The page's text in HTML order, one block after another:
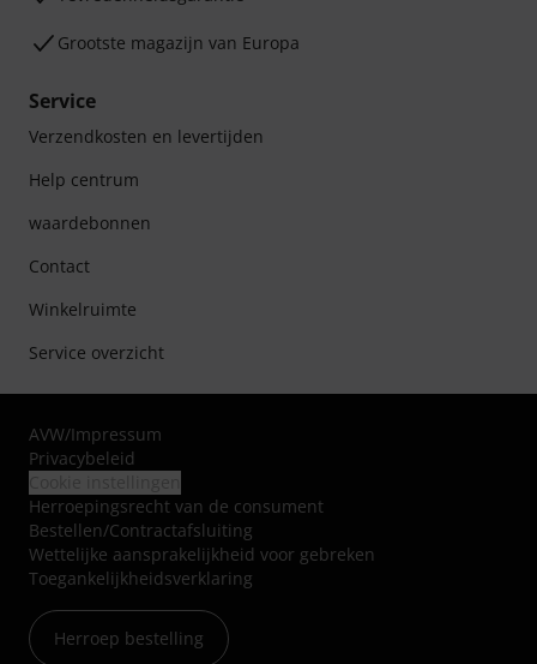
Grootste magazijn van Europa
Service
Verzendkosten en levertijden
Help centrum
waardebonnen
Contact
Winkelruimte
Service overzicht
AVW/Impressum
Privacybeleid
Herroepingsrecht van de consument
Bestellen/Contractafsluiting
Wettelijke aansprakelijkheid voor gebreken
Toegankelijkheidsverklaring
Herroep bestelling